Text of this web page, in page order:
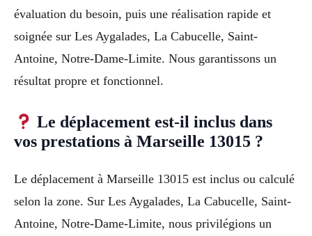
évaluation du besoin, puis une réalisation rapide et
soignée sur Les Aygalades, La Cabucelle, Saint-
Antoine, Notre-Dame-Limite. Nous garantissons un
résultat propre et fonctionnel.
Le déplacement est-il inclus dans
vos prestations à Marseille 13015 ?
Le déplacement à Marseille 13015 est inclus ou calculé
selon la zone. Sur Les Aygalades, La Cabucelle, Saint-
Antoine, Notre-Dame-Limite, nous privilégions un